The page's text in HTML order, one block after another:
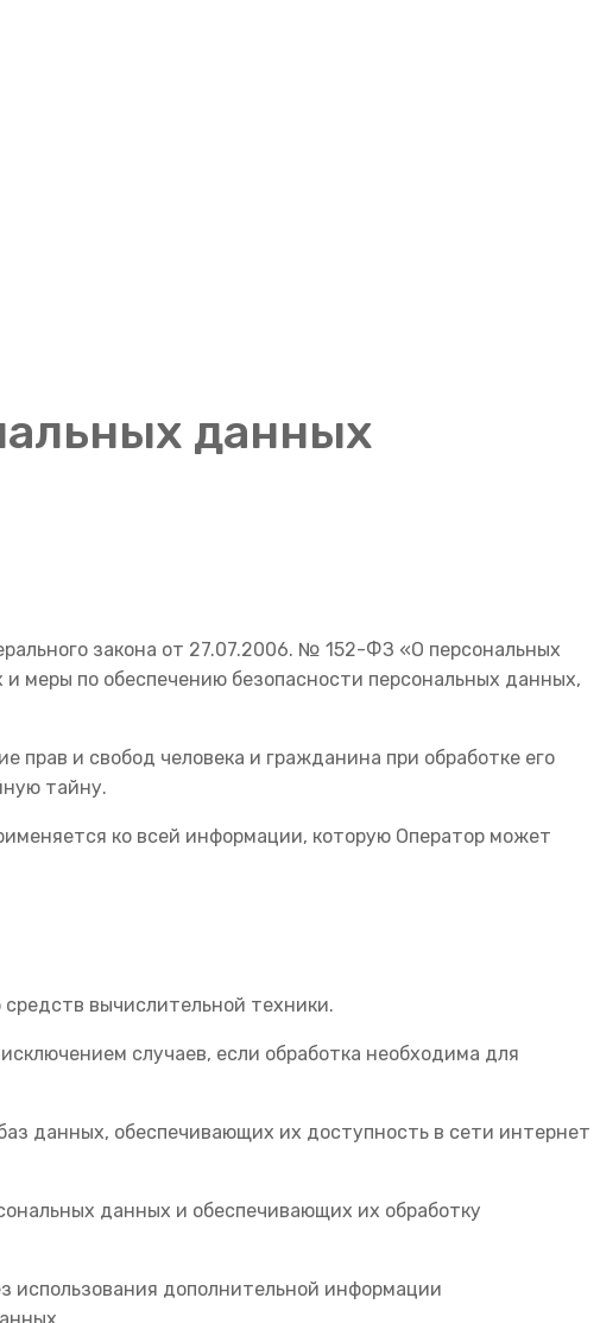
данных
закона от 27.07.2006. № 152-ФЗ «О персональных
меры по обеспечению безопасности персональных данных,
и свобод человека и гражданина при обработке его
тайну.
ко всей информации, которую Оператор может
вычислительной техники.
случаев, если обработка необходима для
данных, обеспечивающих их доступность в сети интернет
данных и обеспечивающих их обработку
использования дополнительной информации